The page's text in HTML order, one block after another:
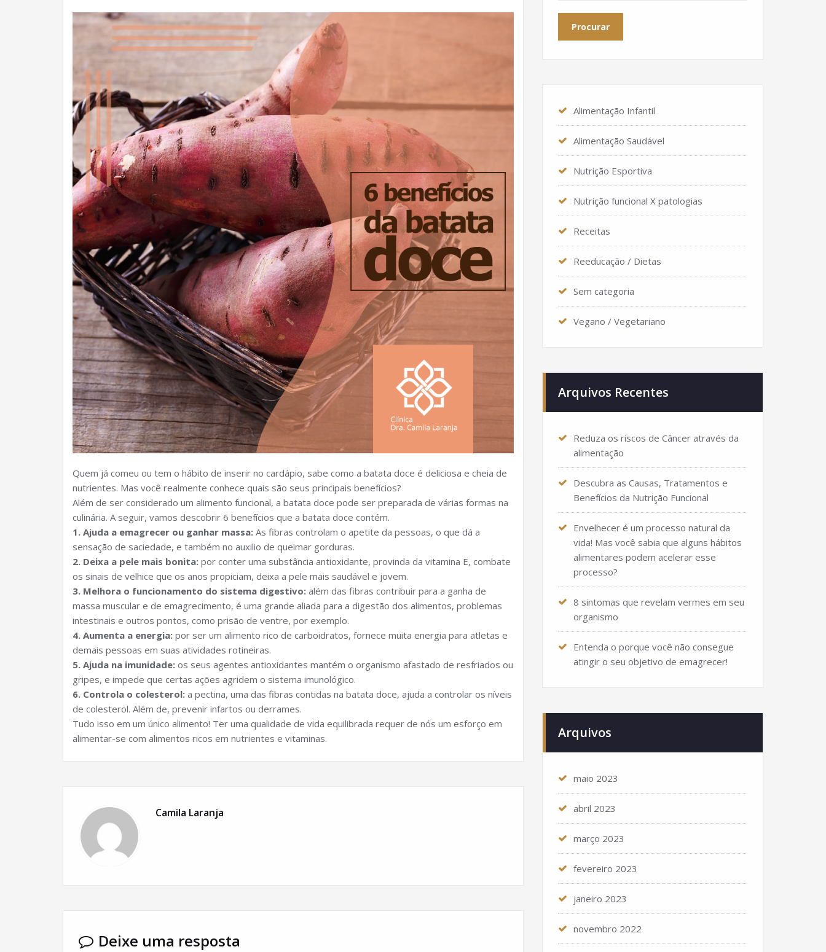
Quem já comeu ou tem o hábito de inserir no cardápio, sabe como a batata doce é deliciosa e cheia de
nutrientes. Mas você realmente conhece quais são seus principais benefícios?
Além de ser considerado um alimento funcional, a batata doce pode ser preparada de várias formas na
culinária. A seguir, vamos descobrir 6 benefícios que a batata doce contém.
1. Ajuda a emagrecer ou ganhar massa: As fibras controlam o apetite da pessoas, o que dá a
sensação de saciedade, e também no auxilio de queimar gorduras.
2. Deixa a pele mais bonita: por conter uma substância antioxidante, provinda da vitamina E, combate
os sinais de velhice que os anos propiciam, deixa a pele mais saudável e jovem.
3. Melhora o funcionamento do sistema digestivo: além das fibras contribuir para a ganha de
massa muscular e de emagrecimento, é uma grande aliada para a digestão dos alimentos, problemas
intestinais e outros pontos, como prisão de ventre, por exemplo.
4. Aumenta a energia: por ser um alimento rico de carboidratos, fornece muita energia para atletas e
demais pessoas em suas atividades rotineiras.
5. Ajuda na imunidade: os seus agentes antioxidantes mantém o organismo afastado de resfriados ou
gripes, e impede que certas ações agridem o sistema imunológico.
6. Controla o colesterol: a pectina, uma das fibras contidas na batata doce, ajuda a controlar os níveis
de colesterol. Além de, prevenir infartos ou derrames.
Tudo isso em um único alimento! Ter uma qualidade de vida equilibrada requer de nós um esforço em
alimentar-se com alimentos ricos em nutrientes e vitaminas.
Camila Laranja
Deixe uma resposta
Alimentação Infantil
Alimentação Saudável
Nutrição Esportiva
Nutrição funcional X patologias
Receitas
Reeducação / Dietas
Sem categoria
Vegano / Vegetariano
Arquivos Recentes
Reduza os riscos de Câncer através da
alimentação
Descubra as Causas, Tratamentos e
Benefícios da Nutrição Funcional
Envelhecer é um processo natural da
vida! Mas você sabia que alguns hábitos
alimentares podem acelerar esse
processo?
8 sintomas que revelam vermes em seu
organismo
Entenda o porque você não consegue
atingir o seu objetivo de emagrecer!
Arquivos
maio 2023
abril 2023
março 2023
fevereiro 2023
janeiro 2023
novembro 2022